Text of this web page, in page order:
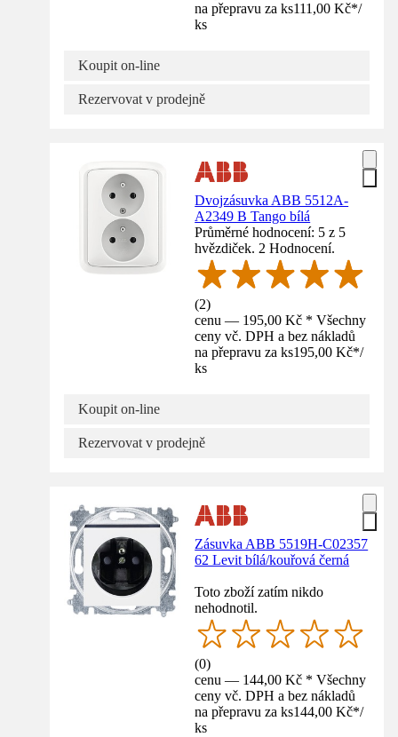
na přepravu za ks111,00 Kč*/
ks
Koupit on-line
Rezervovat v prodejně
Dvojzásuvka ABB 5512A-
A2349 B Tango bílá
Průměrné hodnocení: 5 z 5
hvězdiček. 2 Hodnocení.
(2)
cenu — 195,00 Kč * Všechny
ceny vč. DPH a bez nákladů
na přepravu za ks195,00 Kč*/
ks
Koupit on-line
Rezervovat v prodejně
Zásuvka ABB 5519H-C02357
62 Levit bílá/kouřová černá
Toto zboží zatím nikdo
nehodnotil.
(0)
cenu — 144,00 Kč * Všechny
ceny vč. DPH a bez nákladů
na přepravu za ks144,00 Kč*/
ks